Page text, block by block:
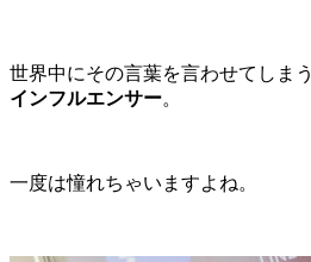
世界中にその言葉を言わせてしまう
インフルエンサー。
一度は憧れちゃいますよね。